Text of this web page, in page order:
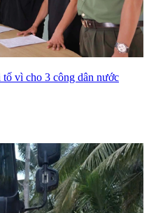
vì cho 3 công dân nước